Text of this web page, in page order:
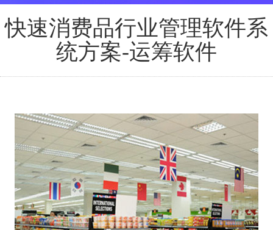
快速消费品行业管理软件系
统方案-运筹软件